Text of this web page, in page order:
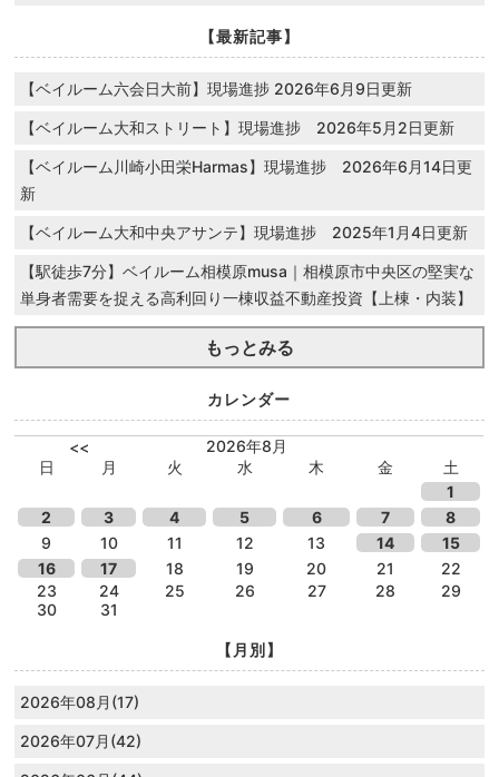
【最新記事】
【ベイルーム六会日大前】現場進捗 2026年6月9日更新
【ベイルーム大和ストリート】現場進捗 2026年5月2日更新
【ベイルーム川崎小田栄Harmas】現場進捗 2026年6月14日更
新
【ベイルーム大和中央アサンテ】現場進捗 2025年1月4日更新
【駅徒歩7分】ベイルーム相模原musa｜相模原市中央区の堅実な
単身者需要を捉える高利回り一棟収益不動産投資【上棟・内装】
もっとみる
カレンダー
<<
2026年8月
日
月 火 水 木 金
土
1
2
3 4 5 6 7
8
9
10 11 12 13 14
15
16
17 18 19 20 21
22
23
24 25 26 27 28
29
30
31
【月別】
2026年08月(17)
2026年07月(42)